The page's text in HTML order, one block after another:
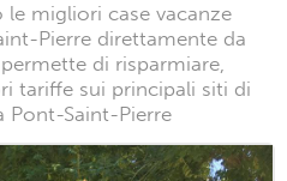
migliori case vacanze
Pierre direttamente da
di risparmiare,
tariffe sui principali siti di
Pont-Saint-Pierre